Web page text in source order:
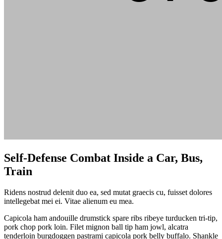
Self-Defense Combat Inside a Car, Bus,
Train
Ridens nostrud delenit duo ea, sed mutat graecis cu, fuisset dolores
intellegebat mei ei. Vitae alienum eu mea.
Capicola ham andouille drumstick spare ribs ribeye turducken tri-tip,
pork chop pork loin. Filet mignon ball tip ham jowl, alcatra
tenderloin burgdoggen pastrami capicola pork belly buffalo. Shankle